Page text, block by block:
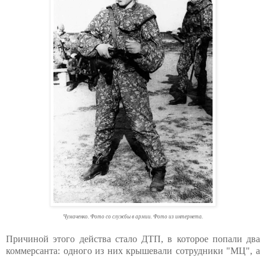
Чумаченко. Фото со службы в армии. Фото из интернета.
Причиной этого действа стало ДТП, в которое попали два
коммерсанта: одного из них крышевали сотрудники "МЦ", а